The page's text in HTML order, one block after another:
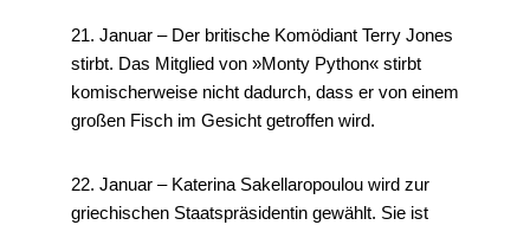
21. Januar – Der britische Komödiant Terry Jones
stirbt. Das Mitglied von »Monty Python« stirbt
komischerweise nicht dadurch, dass er von einem
großen Fisch im Gesicht getroffen wird.
22. Januar – Katerina Sakellaropoulou wird zur
griechischen Staatspräsidentin gewählt. Sie ist